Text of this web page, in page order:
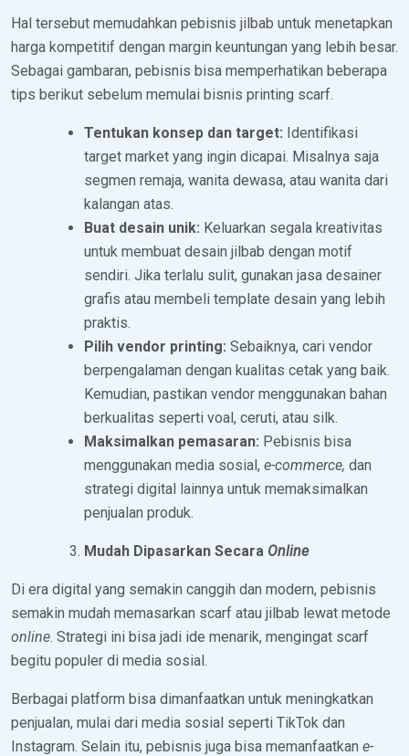
Hal tersebut memudahkan pebisnis jilbab untuk menetapkan
harga kompetitif dengan margin keuntungan yang lebih besar.
Sebagai gambaran, pebisnis bisa memperhatikan beberapa
tips berikut sebelum memulai bisnis printing scarf.
Tentukan konsep dan target: Identifikasi
target market yang ingin dicapai. Misalnya saja
segmen remaja, wanita dewasa, atau wanita dari
kalangan atas.
Buat desain unik: Keluarkan segala kreativitas
untuk membuat desain jilbab dengan motif
sendiri. Jika terlalu sulit, gunakan jasa desainer
grafis atau membeli template desain yang lebih
praktis.
Pilih vendor printing: Sebaiknya, cari vendor
berpengalaman dengan kualitas cetak yang baik.
Kemudian, pastikan vendor menggunakan bahan
berkualitas seperti voal, ceruti, atau silk.
Maksimalkan pemasaran: Pebisnis bisa
menggunakan media sosial, e-commerce, dan
strategi digital lainnya untuk memaksimalkan
penjualan produk.
Mudah Dipasarkan Secara Online
Di era digital yang semakin canggih dan modern, pebisnis
semakin mudah memasarkan scarf atau jilbab lewat metode
online. Strategi ini bisa jadi ide menarik, mengingat scarf
begitu populer di media sosial.
Berbagai platform bisa dimanfaatkan untuk meningkatkan
penjualan, mulai dari media sosial seperti TikTok dan
Instagram. Selain itu, pebisnis juga bisa memanfaatkan e-